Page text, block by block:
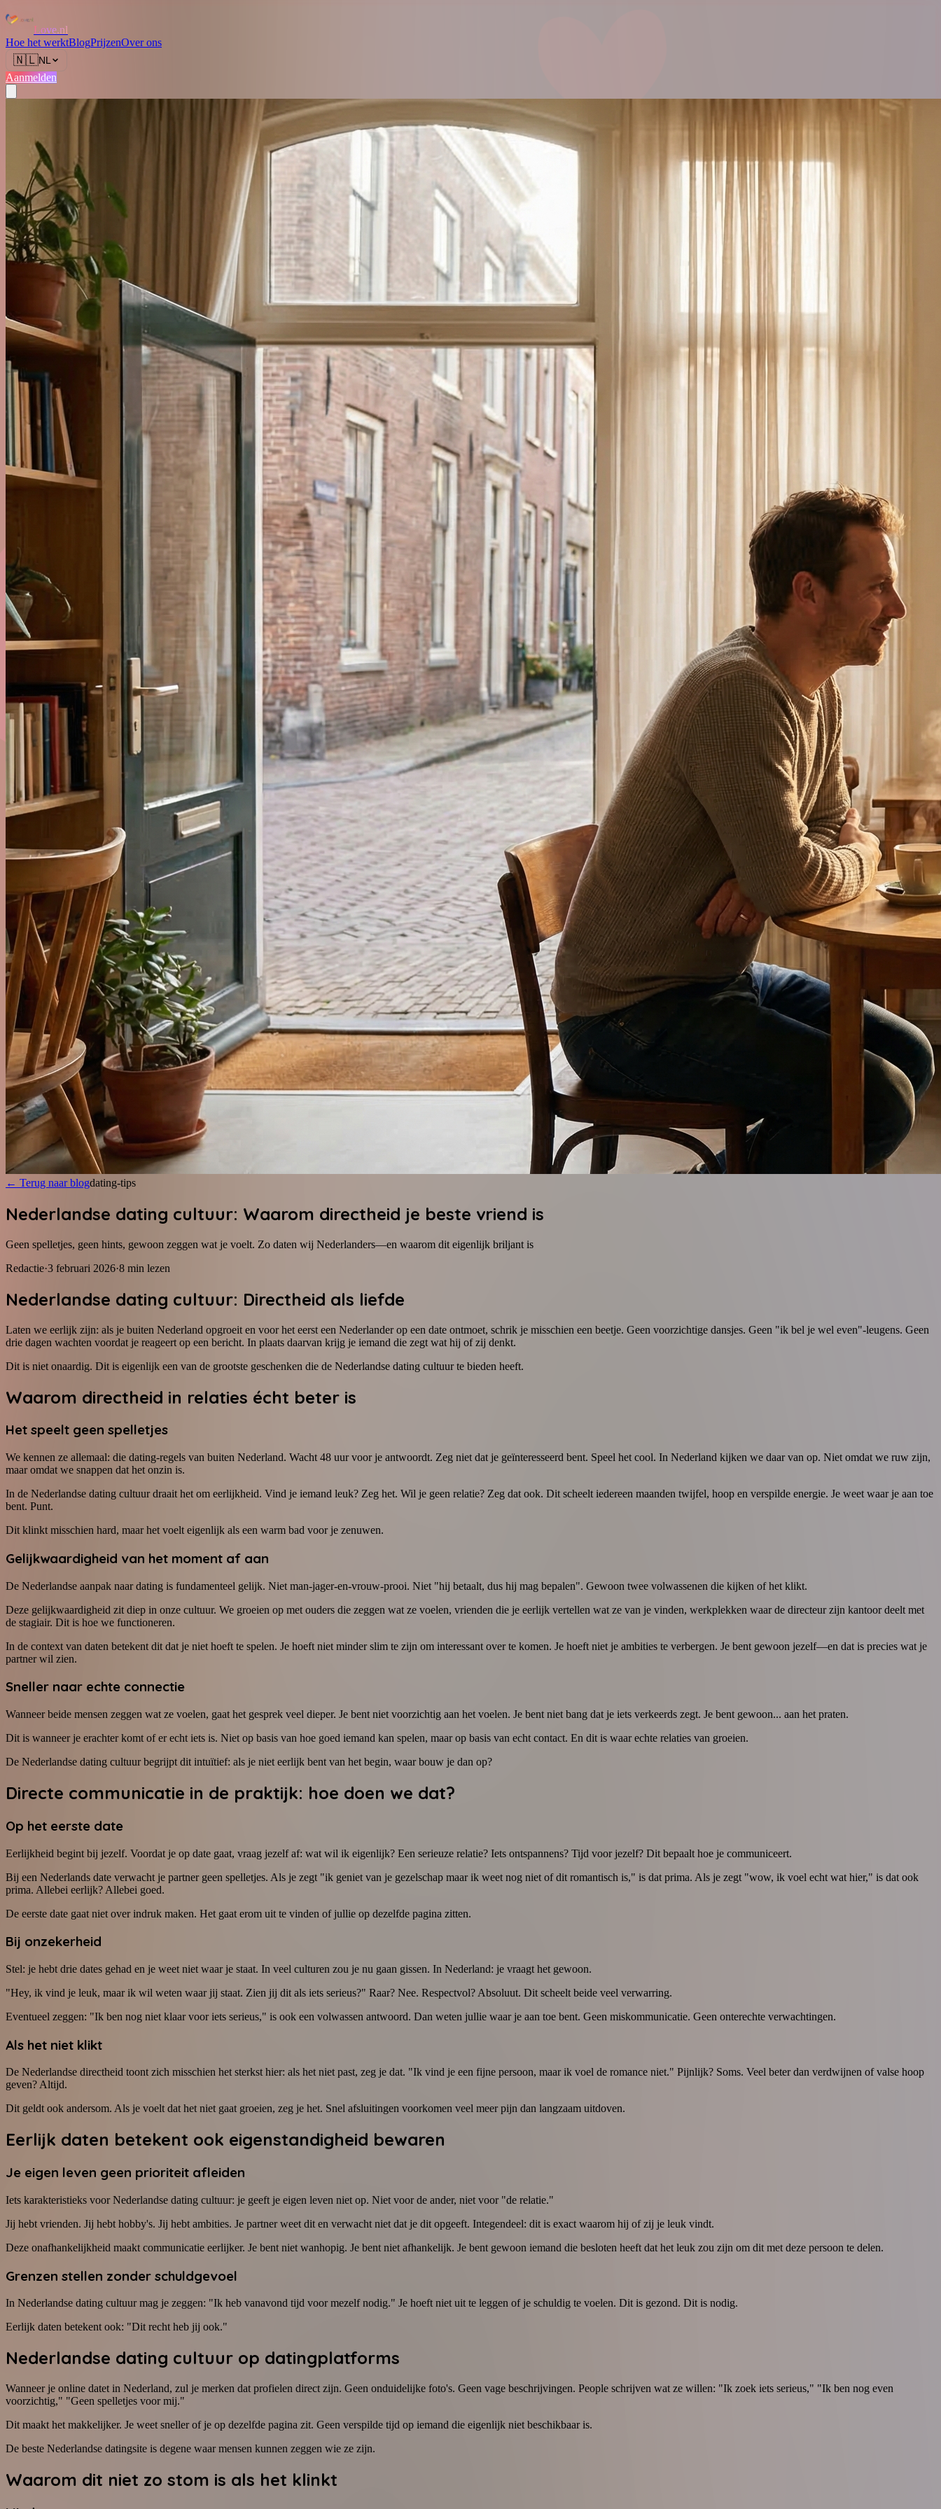
Love.nl
Hoe het werktBlogPrijzenOver ons
🇳🇱NL
Aanmelden
← Terug naar blogdating-tips
Nederlandse dating cultuur: Waarom directheid je beste vriend is
Geen spelletjes, geen hints, gewoon zeggen wat je voelt. Zo daten wij Nederlanders—en waarom dit eigenlijk briljant is
Redactie·3 februari 2026·8 min lezen
Nederlandse dating cultuur: Directheid als liefde
Laten we eerlijk zijn: als je buiten Nederland opgroeit en voor het eerst een Nederlander op een date ontmoet, schrik je misschien een beetje. Geen voorzichtige dansjes. Geen "ik bel je wel even"-leugens. Geen
drie dagen wachten voordat je reageert op een bericht. In plaats daarvan krijg je iemand die zegt wat hij of zij denkt.
Dit is niet onaardig. Dit is eigenlijk een van de grootste geschenken die de Nederlandse dating cultuur te bieden heeft.
Waarom directheid in relaties écht beter is
Het speelt geen spelletjes
We kennen ze allemaal: die dating-regels van buiten Nederland. Wacht 48 uur voor je antwoordt. Zeg niet dat je geïnteresseerd bent. Speel het cool. In Nederland kijken we daar van op. Niet omdat we ruw zijn,
maar omdat we snappen dat het onzin is.
In de Nederlandse dating cultuur draait het om eerlijkheid. Vind je iemand leuk? Zeg het. Wil je geen relatie? Zeg dat ook. Dit scheelt iedereen maanden twijfel, hoop en verspilde energie. Je weet waar je aan toe
bent. Punt.
Dit klinkt misschien hard, maar het voelt eigenlijk als een warm bad voor je zenuwen.
Gelijkwaardigheid van het moment af aan
De Nederlandse aanpak naar dating is fundamenteel gelijk. Niet man-jager-en-vrouw-prooi. Niet "hij betaalt, dus hij mag bepalen". Gewoon twee volwassenen die kijken of het klikt.
Deze gelijkwaardigheid zit diep in onze cultuur. We groeien op met ouders die zeggen wat ze voelen, vrienden die je eerlijk vertellen wat ze van je vinden, werkplekken waar de directeur zijn kantoor deelt met
de stagiair. Dit is hoe we functioneren.
In de context van daten betekent dit dat je niet hoeft te spelen. Je hoeft niet minder slim te zijn om interessant over te komen. Je hoeft niet je ambities te verbergen. Je bent gewoon jezelf—en dat is precies wat je
partner wil zien.
Sneller naar echte connectie
Wanneer beide mensen zeggen wat ze voelen, gaat het gesprek veel dieper. Je bent niet voorzichtig aan het voelen. Je bent niet bang dat je iets verkeerds zegt. Je bent gewoon... aan het praten.
Dit is wanneer je erachter komt of er echt iets is. Niet op basis van hoe goed iemand kan spelen, maar op basis van echt contact. En dit is waar echte relaties van groeien.
De Nederlandse dating cultuur begrijpt dit intuïtief: als je niet eerlijk bent van het begin, waar bouw je dan op?
Directe communicatie in de praktijk: hoe doen we dat?
Op het eerste date
Eerlijkheid begint bij jezelf. Voordat je op date gaat, vraag jezelf af: wat wil ik eigenlijk? Een serieuze relatie? Iets ontspannens? Tijd voor jezelf? Dit bepaalt hoe je communiceert.
Bij een Nederlands date verwacht je partner geen spelletjes. Als je zegt "ik geniet van je gezelschap maar ik weet nog niet of dit romantisch is," is dat prima. Als je zegt "wow, ik voel echt wat hier," is dat ook
prima. Allebei eerlijk? Allebei goed.
De eerste date gaat niet over indruk maken. Het gaat erom uit te vinden of jullie op dezelfde pagina zitten.
Bij onzekerheid
Stel: je hebt drie dates gehad en je weet niet waar je staat. In veel culturen zou je nu gaan gissen. In Nederland: je vraagt het gewoon.
"Hey, ik vind je leuk, maar ik wil weten waar jij staat. Zien jij dit als iets serieus?" Raar? Nee. Respectvol? Absoluut. Dit scheelt beide veel verwarring.
Eventueel zeggen: "Ik ben nog niet klaar voor iets serieus," is ook een volwassen antwoord. Dan weten jullie waar je aan toe bent. Geen miskommunicatie. Geen onterechte verwachtingen.
Als het niet klikt
De Nederlandse directheid toont zich misschien het sterkst hier: als het niet past, zeg je dat. "Ik vind je een fijne persoon, maar ik voel de romance niet." Pijnlijk? Soms. Veel beter dan verdwijnen of valse hoop
geven? Altijd.
Dit geldt ook andersom. Als je voelt dat het niet gaat groeien, zeg je het. Snel afsluitingen voorkomen veel meer pijn dan langzaam uitdoven.
Eerlijk daten betekent ook eigenstandigheid bewaren
Je eigen leven geen prioriteit afleiden
Iets karakteristieks voor Nederlandse dating cultuur: je geeft je eigen leven niet op. Niet voor de ander, niet voor "de relatie."
Jij hebt vrienden. Jij hebt hobby's. Jij hebt ambities. Je partner weet dit en verwacht niet dat je dit opgeeft. Integendeel: dit is exact waarom hij of zij je leuk vindt.
Deze onafhankelijkheid maakt communicatie eerlijker. Je bent niet wanhopig. Je bent niet afhankelijk. Je bent gewoon iemand die besloten heeft dat het leuk zou zijn om dit met deze persoon te delen.
Grenzen stellen zonder schuldgevoel
In Nederlandse dating cultuur mag je zeggen: "Ik heb vanavond tijd voor mezelf nodig." Je hoeft niet uit te leggen of je schuldig te voelen. Dit is gezond. Dit is nodig.
Eerlijk daten betekent ook: "Dit recht heb jij ook."
Nederlandse dating cultuur op datingplatforms
Wanneer je online datet in Nederland, zul je merken dat profielen direct zijn. Geen onduidelijke foto's. Geen vage beschrijvingen. People schrijven wat ze willen: "Ik zoek iets serieus," "Ik ben nog even
voorzichtig," "Geen spelletjes voor mij."
Dit maakt het makkelijker. Je weet sneller of je op dezelfde pagina zit. Geen verspilde tijd op iemand die eigenlijk niet beschikbaar is.
De beste Nederlandse datingsite is degene waar mensen kunnen zeggen wie ze zijn.
Waarom dit niet zo stom is als het klinkt